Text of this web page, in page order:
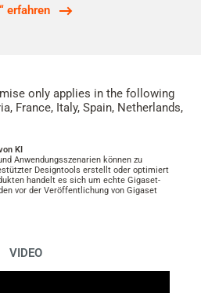
erfahren
only applies in the following
France, Italy, Spain, Netherlands,
KI
Anwendungsszenarien können zu
Designtools erstellt oder optimiert
handelt es sich um echte Gigaset-
vor der Veröffentlichung von Gigaset
VIDEO